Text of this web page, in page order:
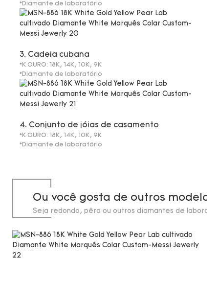
*Diamante de laboratório
3. Cadeia cubana
*K OURO: 18K, 14K, 10K, 9K
*Diamante de laboratório
4. Conjunto de jóias de casamento
*K OURO: 18K, 14K, 10K, 9K
*Diamante de laboratório
Ou você gosta de outros
Seja redondo, pêra ou outros diamantes de